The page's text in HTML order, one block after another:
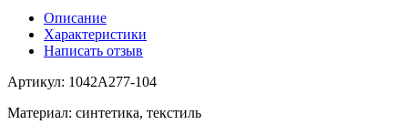
Описание
Характеристики
Написать отзыв
Артикул: 1042A277-104
Материал: синтетика, текстиль